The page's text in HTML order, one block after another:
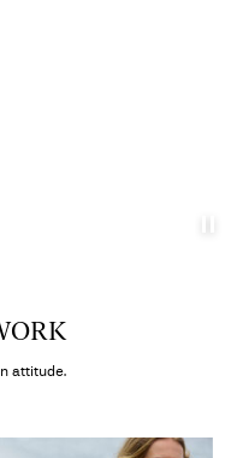
attitude.